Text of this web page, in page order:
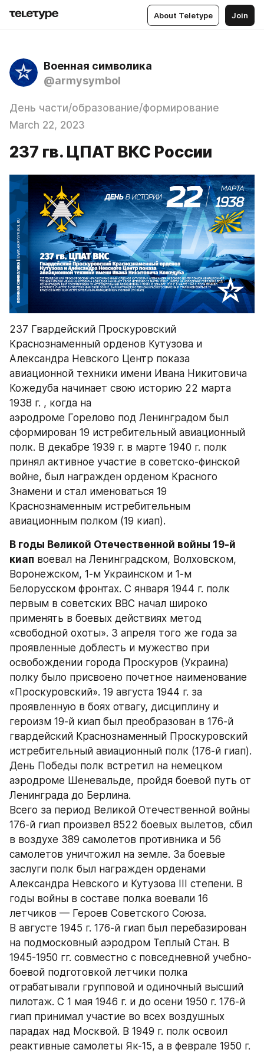
About Teletype Join
Военная символика
@armysymbol
День части/образование/формирование
March 22, 2023
237 гв. ЦПАТ ВКС России
237 Гвардейский Проскуровский
Краснознаменный орденов Кутузова и
Александра Невского Центр показа
авиационной техники имени Ивана Никитовича
Кожедуба начинает свою историю 22 марта
1938 г. , когда на
аэродроме Горелово под Ленинградом был
сформирован 19 истребительный авиационный
полк. В декабре 1939 г. в марте 1940 г. полк
принял активное участие в советско-финской
войне, был награжден орденом Красного
Знамени и стал именоваться 19
Краснознаменным истребительным
авиационным полком (19 киап).
В годы Великой Отечественной войны 19-й
киап воевал на Ленинградском, Волховском,
Воронежском, 1-м Украинском и 1-м
Белорусском фронтах. С января 1944 г. полк
первым в советских ВВС начал широко
применять в боевых действиях метод
«свободной охоты». 3 апреля того же года за
проявленные доблесть и мужество при
освобождении города Проскуров (Украина)
полку было присвоено почетное наименование
«Проскуровский». 19 августа 1944 г. за
проявленную в боях отвагу, дисциплину и
героизм 19-й киап был преобразован в 176-й
гвардейский Краснознаменный Проскуровский
истребительный авиационный полк (176-й гиап).
День Победы полк встретил на немецком
аэродроме Шеневальде, пройдя боевой путь от
Ленинграда до Берлина.
Всего за период Великой Отечественной войны
176-й гиап произвел 8522 боевых вылетов, сбил
в воздухе 389 самолетов противника и 56
самолетов уничтожил на земле. За боевые
заслуги полк был награжден орденами
Александра Невского и Кутузова III степени. В
годы войны в составе полка воевали 16
летчиков — Героев Советского Союза.
В августе 1945 г. 176-й гиап был перебазирован
на подмосковный аэродром Теплый Стан. В
1945-1950 гг. совместно с повседневной учебно-
боевой подготовкой летчики полка
отрабатывали групповой и одиночный высший
пилотаж. С 1 мая 1946 г. и до осени 1950 г. 176-й
гиап принимал участие во всех воздушных
парадах над Москвой. В 1949 г. полк освоил
реактивные самолеты Як-15, а в феврале 1950 г.